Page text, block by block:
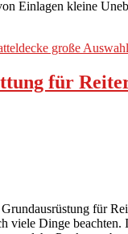
Einlagen kleine
große
für
für
viele Dinge beachten.